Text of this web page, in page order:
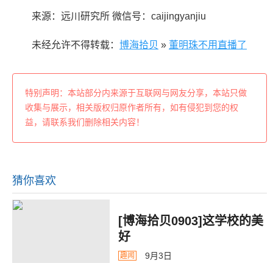
来源：远川研究所 微信号：caijingyanjiu
未经允许不得转载： 博海拾贝 » 董明珠不用直播了
特别声明：本站部分内来源于互联网与网友分享，本站只做
收集与展示，相关版权归原作者所有，如有侵犯到您的权
益，请联系我们删除相关内容！
猜你喜欢
[博海拾贝0903]这学校的美
好
趣闻 9月3日